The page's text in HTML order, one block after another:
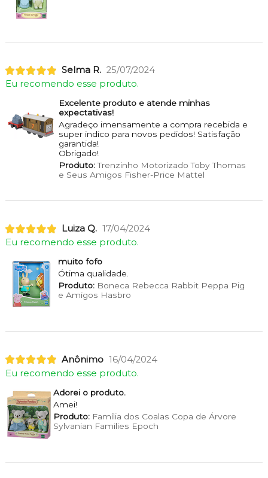
Selma R. 25/07/2024
Eu recomendo esse produto.
Excelente produto e atende minhas
expectativas!
Agradeço imensamente a compra recebida e
super indico para novos pedidos! Satisfação
garantida!
Obrigado!
Produto:Trenzinho Motorizado Toby Thomas
e Seus Amigos Fisher-Price Mattel
Luiza Q. 17/04/2024
Eu recomendo esse produto.
muito fofo
Ótima qualidade.
Produto:Boneca Rebecca Rabbit Peppa Pig
e Amigos Hasbro
Anônimo 16/04/2024
Eu recomendo esse produto.
Adorei o produto.
Amei!
Produto:Família dos Coalas Copa de Árvore
Sylvanian Families Epoch